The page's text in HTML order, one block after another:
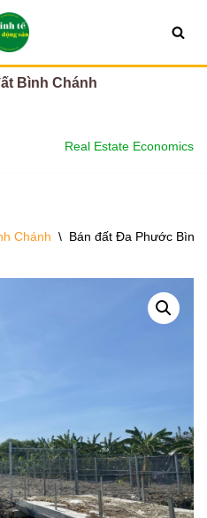
Bình Chánh
Real Estate Economics
Chánh \ Bán đất Đa Phước Bình